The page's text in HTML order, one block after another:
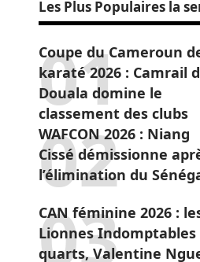
Les Plus Populaires la
Coupe du Cameroun
karaté 2026 : Camrail
Douala domine le
classement des clubs
WAFCON 2026 : Niang
Cissé démissionne
l’élimination du
CAN féminine 2026 :
Lionnes Indomptables
quarts, Valentine